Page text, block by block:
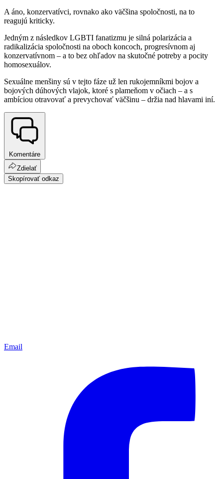
A áno, konzervatívci, rovnako ako väčšina spoločnosti, na to
reagujú kriticky.
Jedným z následkov LGBTI fanatizmu je silná polarizácia a
radikalizácia spoločnosti na oboch koncoch, progresívnom aj
konzervatívnom – a to bez ohľadov na skutočné potreby a pocity
homosexuálov.
Sexuálne menšiny sú v tejto fáze už len rukojemníkmi bojov a
bojových dúhových vlajok, ktoré s plameňom v očiach – a s
ambíciou otravovať a prevychovať väčšinu – držia nad hlavami iní.
Komentáre
Zdielať
Skopírovať odkaz
Email